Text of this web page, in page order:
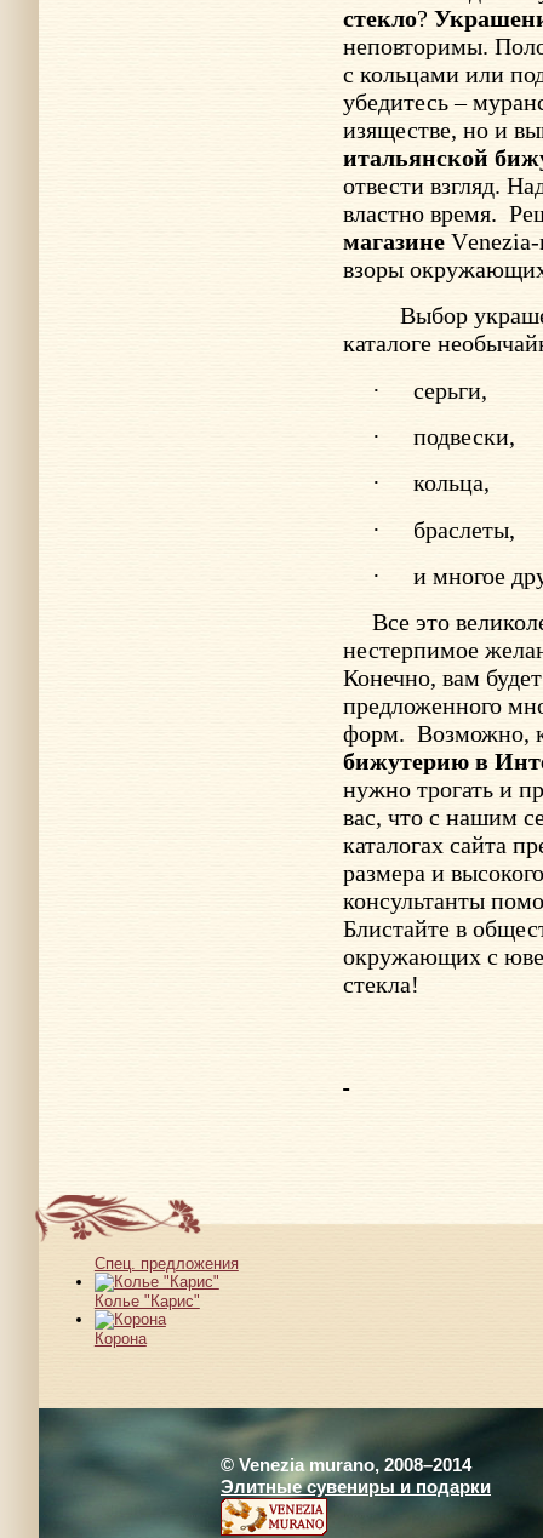
стекло?
неповторимы.
с кольцами или
убедитесь –
изяществе, но и
итальянской
отвести взгляд.
властно время.
магазине V
взоры
Выбор
каталоге
·
серьги,
·
подвески,
·
кольца,
·
браслеты,
·
и многое
Все это
нестерпимое
Конечно, вам
предложенного
форм. Возможно,
бижутерию в
нужно трогать и
вас, что с нашим
каталогах сайта
размера и
консультанты
Блистайте в
окружающих с
стекла!
Спец. предложения
Колье "Карис"
Корона
© Venezia murano, 2008–2014
Элитные сувениры и подарки